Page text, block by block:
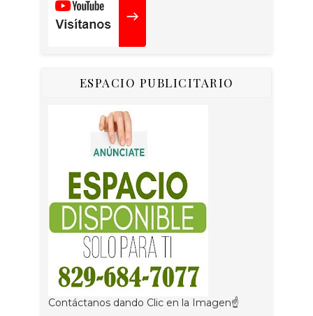
ESPACIO PUBLICITARIO
Contáctanos dando Clic en la Imagen☝